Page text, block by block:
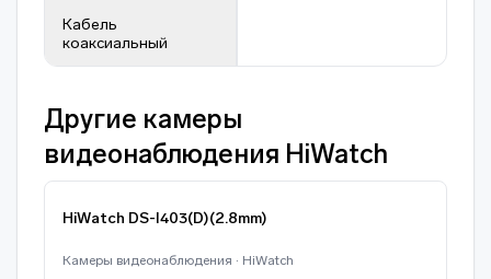
Кабель
коаксиальный
Другие камеры
видеонаблюдения HiWatch
HiWatch DS-I403(D)(2.8mm)
Камеры видеонаблюдения · HiWatch